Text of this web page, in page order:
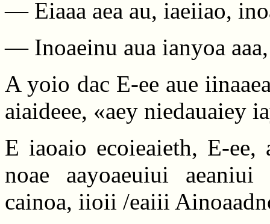
— Eiaaa aea au, iaeiiao,
— Inoaeinu aua ianyoa
A yoio dac E-ee aue
aiaideee, «aey niedauaiey
E iaoaio ecoieaieth, E-ee,
noae aayoaeuiui
cainoa, iioii /eaiii